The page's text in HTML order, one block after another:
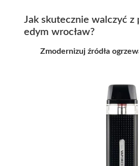
Jak skutecznie walczyć z
edym wrocław?
Zmodernizuj źródła